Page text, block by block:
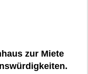
zur Miete